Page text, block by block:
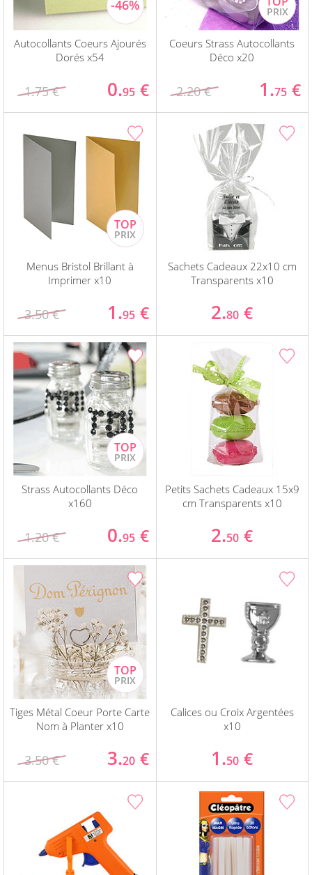
Autocollants Coeurs Ajourés
Dorés x54
1.75 € 0.95 €
Coeurs Strass Autocollants
Déco x20
2.20 € 1.75 €
Menus Bristol Brillant à
Imprimer x10
3.50 € 1.95 €
Sachets Cadeaux 22x10 cm
Transparents x10
2.80 €
Strass Autocollants Déco
x160
1.20 € 0.95 €
Petits Sachets Cadeaux 15x9
cm Transparents x10
2.50 €
Tiges Métal Coeur Porte Carte
Nom à Planter x10
3.50 € 3.20 €
Calices ou Croix Argentées
x10
1.50 €